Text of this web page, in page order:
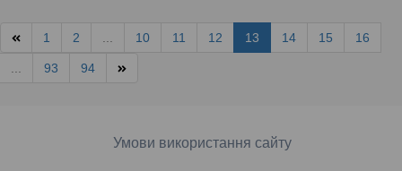
1 2 10 11 12 13 14 15 16
93 94
Умови використання сайту